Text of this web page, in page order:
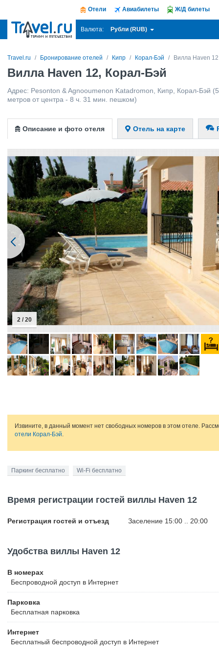
Отели Авиабилеты Ж/Д билеты
Валюта: Рубли (RUB)
Travel.ru Бронирование отелей Кипр Корал-Бэй Вилла Haven 12
Вилла Haven 12, Корал-Бэй
Адрес: Pesonton & Agnooumenon Katadromon Кипр Корал-Бэй
метров от центра - 8 ч. 31 мин. пешком)
Описание и фото отеля Отель на карте
2 / 20
Извините, в данный момент нет свободных номеров в этом отеле.
отели Корал-Бэй.
Паркинг бесплатно Wi-Fi бесплатно
Время регистрации гостей виллы Haven 12
Регистрация гостей и отъезд Заселение 15:00 .. 20:00
Удобства виллы Haven 12
В номерах
Беспроводной доступ в Интернет
Парковка
Бесплатная парковка
Интернет
Бесплатный беспроводной доступ в Интернет